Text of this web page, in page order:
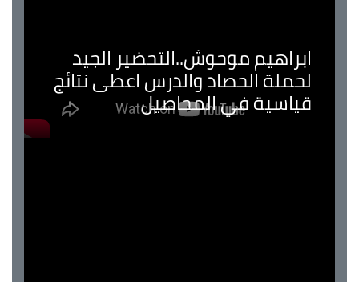
ابراهيم موحوش..التحضير الجيد
لحملة الحصاد والدرس اعطى نتائج
قياسية في المحاصيل